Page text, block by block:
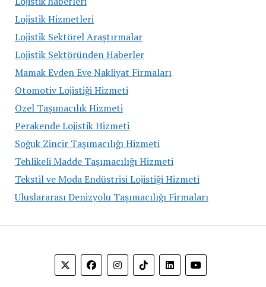
Lojistik Hizmetleri
Lojistik Sektörel Araştırmalar
Lojistik Sektöründen Haberler
Mamak Evden Eve Nakliyat Firmaları
Otomotiv Lojistiği Hizmeti
Özel Taşımacılık Hizmeti
Perakende Lojistik Hizmeti
Soğuk Zincir Taşımacılığı Hizmeti
Tehlikeli Madde Taşımacılığı Hizmeti
Tekstil ve Moda Endüstrisi Lojistiği Hizmeti
Uluslararası Denizyolu Taşımacılığı Firmaları